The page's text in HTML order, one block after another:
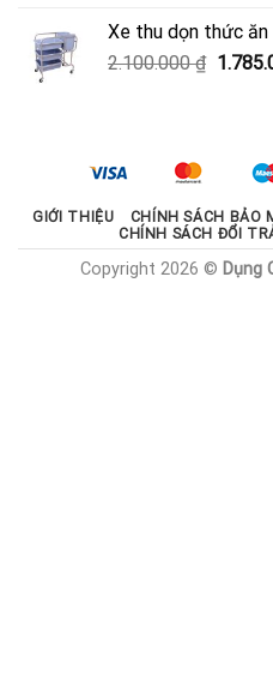
Xe thu dọn thức ăn
2.100.000₫ Giá
GIỚI THIỆU CHÍNH SÁCH BẢO
CHÍNH SÁCH ĐỔI
Copyright 2026 © Dụng